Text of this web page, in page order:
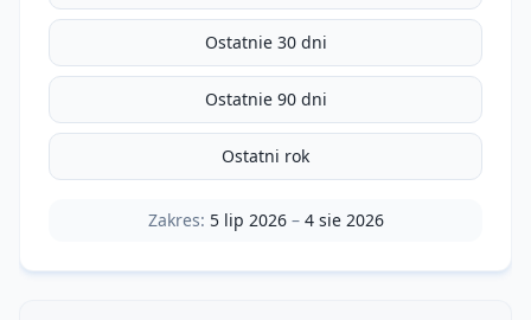
Ostatnie 30 dni
Ostatnie 90 dni
Ostatni rok
Zakres: 5 lip 2026– 4 sie 2026